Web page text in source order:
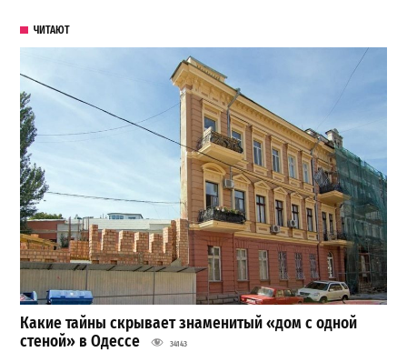
ЧИТАЮТ
Какие тайны скрывает знаменитый «дом с одной
стеной» в Одессе
34143